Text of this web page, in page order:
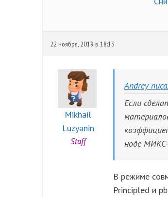
22 ноября, 2019 в 18:13
Mikhail
Luzyanin
Staff
Andrey
Если
ноде
В режиме
Principled и